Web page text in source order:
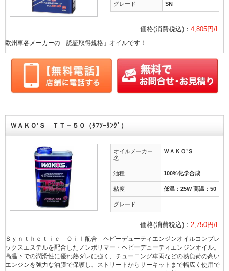
グレード SN
価格(消費税込)： 4,805円/L
欧州車各メーカーの「認証取得規格」オイルです！
ＷＡＫＯ’Ｓ ＴＴ－５０（ﾀﾌﾂｰﾘﾝｸﾞ）
オイルメーカー
名
ＷＡＫＯ’Ｓ
油種 100%化学合成
粘度 低温：25W 高温：50
グレード
価格(消費税込)： 2,750円/L
Ｓｙｎｔｈｅｔｉｃ Ｏｉｌ配合 ヘビーデューティエンジンオイルコンプレ
ックスエステルを配合したノンポリマー・ヘビーデューティエンジンオイル。
高温下での潤滑性に優れ熱ダレに強く、チューニング車両などの熱負荷の高い
エンジンを強力な油膜で保護し、ストリートからサーキットまで幅広く使用で